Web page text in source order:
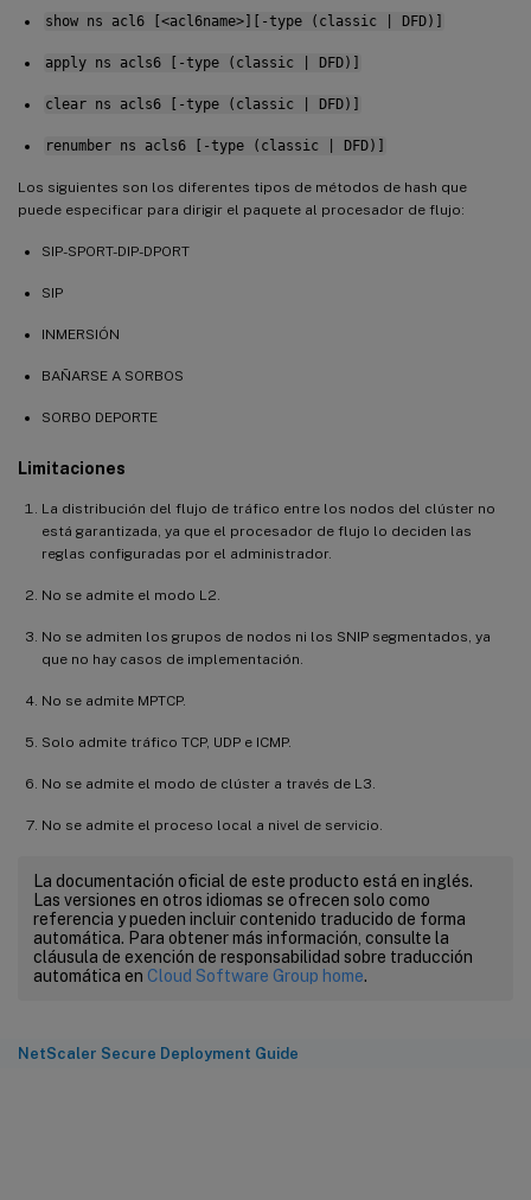
show ns acl6 [<acl6name>][-type (classic | DFD)]
apply ns acls6 [-type (classic | DFD)]
clear ns acls6 [-type (classic | DFD)]
renumber ns acls6 [-type (classic | DFD)]
Los siguientes son los diferentes tipos de métodos de hash que
puede especificar para dirigir el paquete al procesador de flujo:
SIP-SPORT-DIP-DPORT
SIP
INMERSIÓN
BAÑARSE A SORBOS
SORBO DEPORTE
Limitaciones
La distribución del flujo de tráfico entre los nodos del clúster no
está garantizada, ya que el procesador de flujo lo deciden las
reglas configuradas por el administrador.
No se admite el modo L2.
No se admiten los grupos de nodos ni los SNIP segmentados, ya
que no hay casos de implementación.
No se admite MPTCP.
Solo admite tráfico TCP, UDP e ICMP.
No se admite el modo de clúster a través de L3.
No se admite el proceso local a nivel de servicio.
La documentación oficial de este producto está en inglés.
Las versiones en otros idiomas se ofrecen solo como
referencia y pueden incluir contenido traducido de forma
automática. Para obtener más información, consulte la
cláusula de exención de responsabilidad sobre traducción
automática en Cloud Software Group home.
NetScaler Secure Deployment Guide